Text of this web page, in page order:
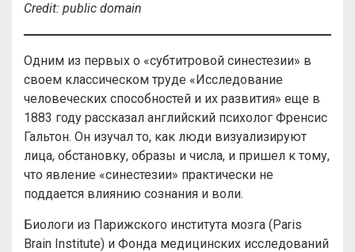
Credit: public domain
Одним из первых о «субтитровой синестезии» в
своем классическом труде «Исследование
человеческих способностей и их развития» еще в
1883 году рассказал английский психолог Френсис
Гальтон. Он изучал то, как люди визуализируют
лица, обстановку, образы и числа, и пришел к тому,
что явление «синестезии» практически не
поддается влиянию сознания и воли.
Биологи из Парижского института мозга (Paris
Brain Institute) и Фонда медицинских исследований